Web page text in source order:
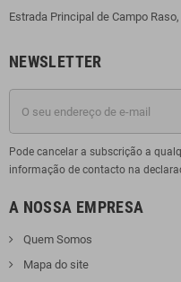
Estrada Principal de Campo
NEWSLETTER
Pode cancelar a subscrição a
informação de contacto na
A NOSSA EMPRESA
Quem Somos
Mapa do site